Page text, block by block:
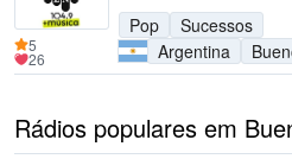
Pop
Sucessos
Argentina
5
26
Rádios populares em